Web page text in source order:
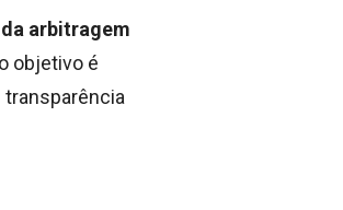
arbitragem
objetivo é